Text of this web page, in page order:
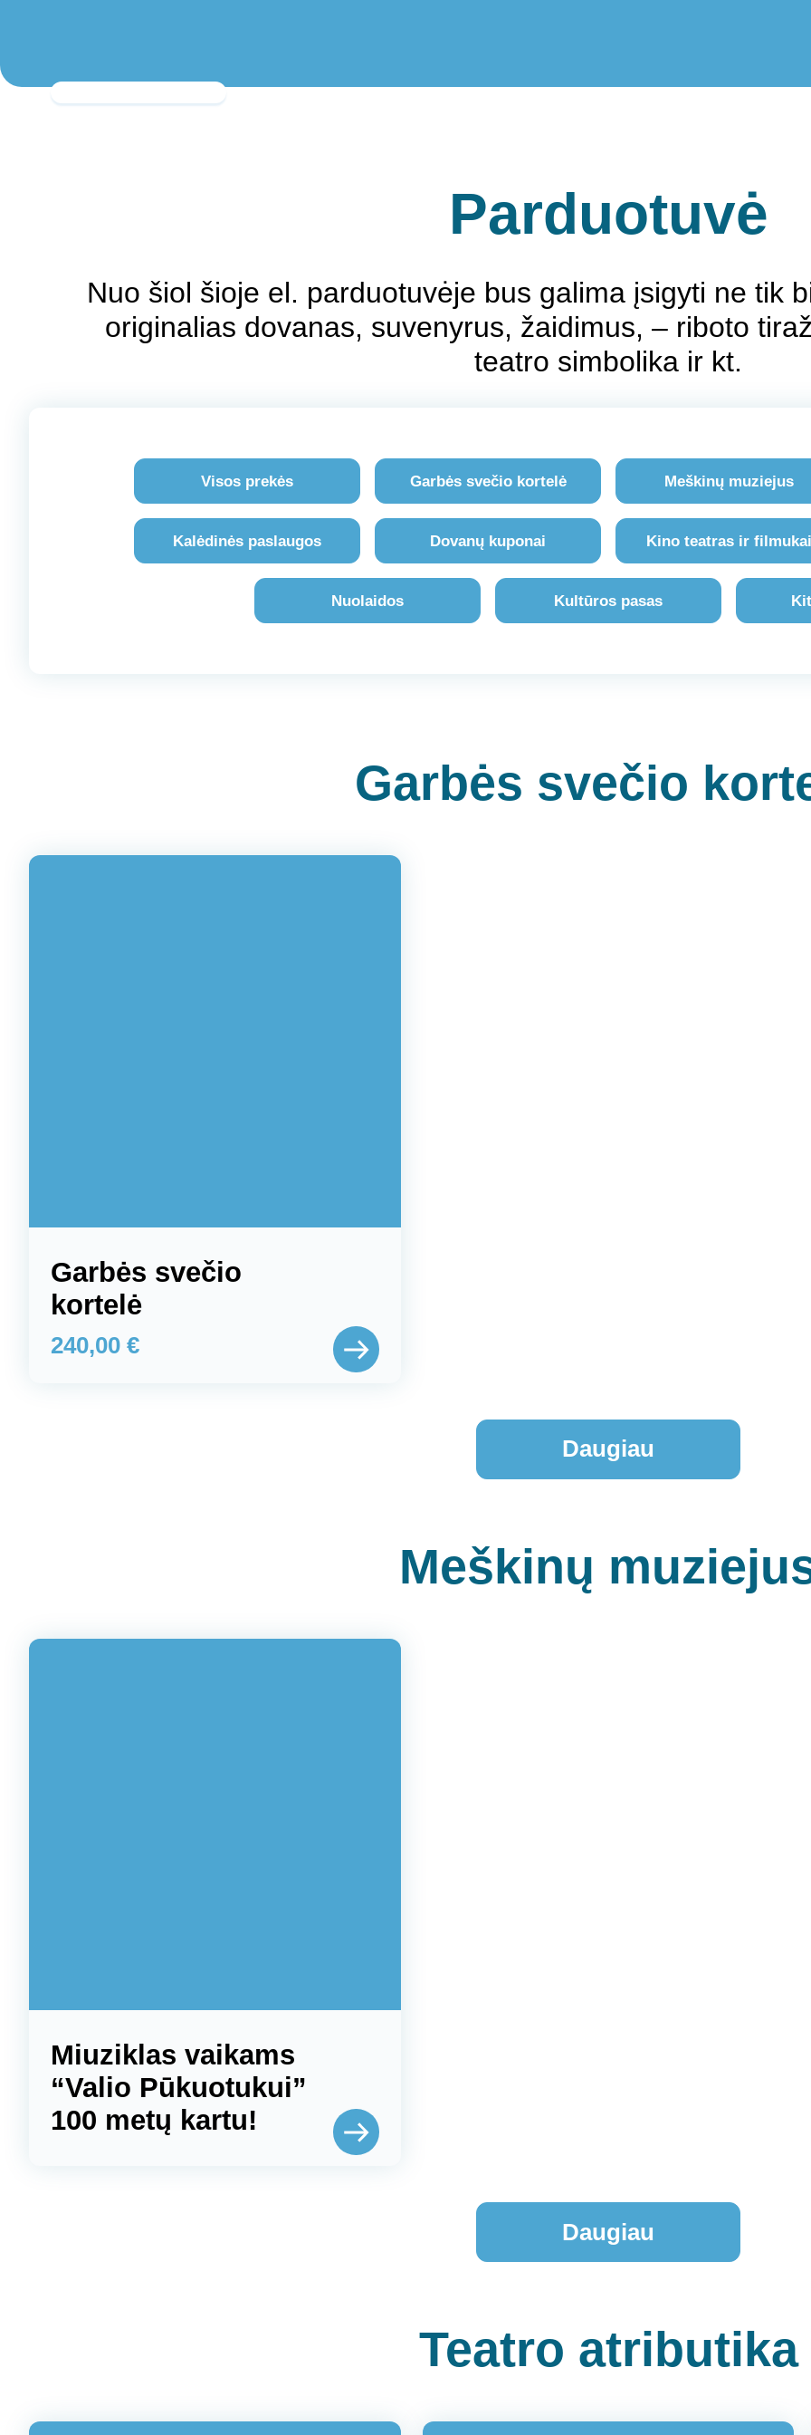
Raganiukės teatras
Parduotuvė
Nuo šiol šioje el. parduotuvėje bus galima įsigyti ne tik
originalias dovanas, suvenyrus, žaidimus, – riboto
teatro simbolika ir kt.
Visos prekės Garbės svečio kortelė Meškinų muziejus
Kalėdinės paslaugos Dovanų kuponai Kino teatras ir filmukai
Nuolaidos Kultūros pasas
Garbės svečio
Garbės svečio
kortelė
240,00 €
Daugiau
Meškinų
Miuziklas vaikams
“Valio Pūkuotukui”
100 metų kartu!
Daugiau
Teatro atributika